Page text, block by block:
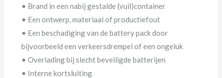
• Brand in een nabij gestalde (vuil)container
• Een ontwerp, materiaal of productiefout
• Een beschadiging van de battery pack door
bijvoorbeeld een verkeersdrempel of een ongeluk
• Overlading bij slecht beveiligde batterijen
• Interne kortsluiting